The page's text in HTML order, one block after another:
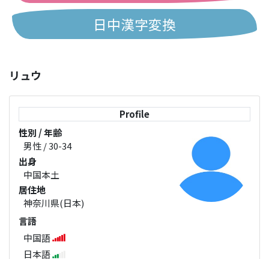
日中漢字変換
中国語注音変換
リュウ
Profile
性別 / 年齢
男性 / 30-34
出身
中国本土
居住地
神奈川県(日本)
言語
中国語
日本語